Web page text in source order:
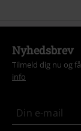
Nyhedsbrev
Tilmeld dig nu og
info